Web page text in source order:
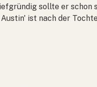
sollte er schon
ist nach der